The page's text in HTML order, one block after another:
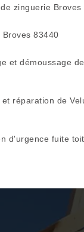
zinguerie Broves
83440
et démoussage
réparation de
d'urgence fuite